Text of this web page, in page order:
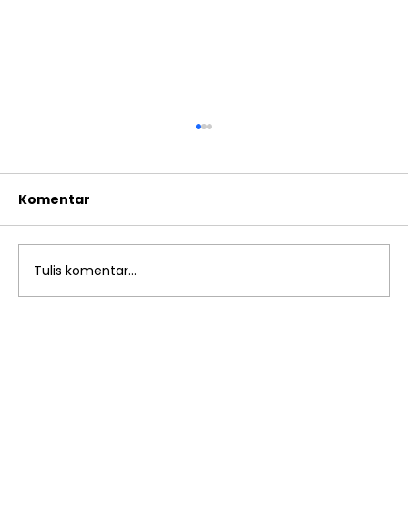
Komentar
Tulis komentar...